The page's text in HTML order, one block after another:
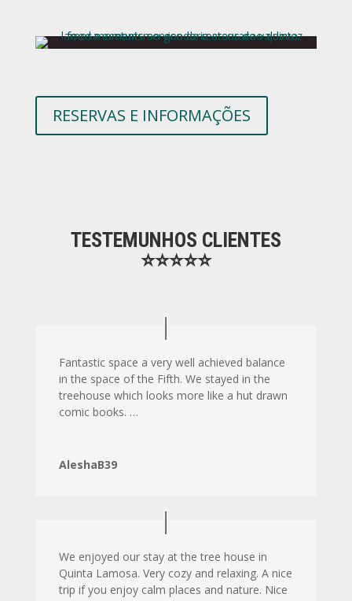
RESERVAS E INFORMAÇÕES
TESTEMUNHOS CLIENTES
⭐⭐⭐⭐⭐
Fantastic space a very well achieved balance
in the space of the Fifth. We stayed in the
treehouse which looks more like a hut drawn
comic books. …
AleshaB39
We enjoyed our stay at the tree house in
Quinta Lamosa. Very cozy and relaxing. A nice
trip if you enjoy calm places and nature. Nice